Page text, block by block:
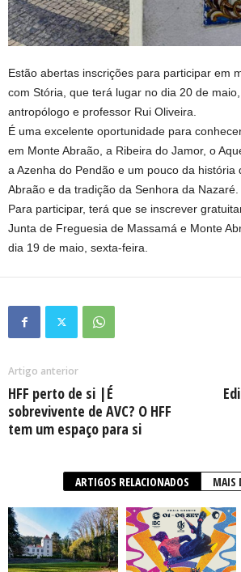
Estão abertas inscrições para participar em
com Stória, que terá lugar no dia 20 de
antropólogo e professor Rui Oliveira.
É uma excelente oportunidade para
em Monte Abraão, a Ribeira do Jamor, o
a Azenha do Pendão e um pouco da história
Abraão e da tradição da Senhora da Nazaré.
Para participar, terá que se inscrever
Junta de Freguesia de Massamá e Monte
dia 19 de maio, sexta-feira.
Artigo anterior
HFF perto de si |É
sobrevivente de AVC? O HFF
tem um espaço para si
ARTIGOS RELACIONADOS MAIS